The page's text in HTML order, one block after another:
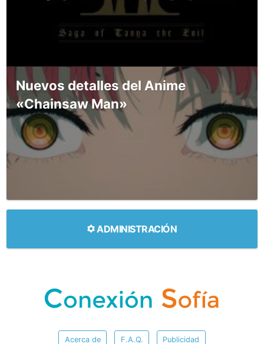
Nuevos detalles del Anime
«Chainsaw Man»
ADMINISTRACIÓN
Acerca de F.A.Q. Publicidad